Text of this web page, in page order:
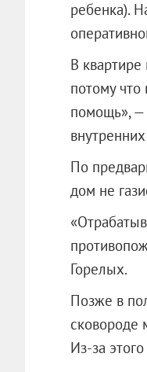
ребенка).
В
потому
помощь», —
По
дом не
Горелых.
Позже в
сковороде
Из-за